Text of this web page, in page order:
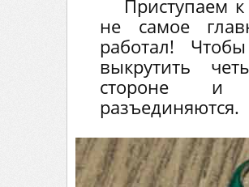
Приступаем
не самое
работал!
выкрутить
стороне и
разъединяются.